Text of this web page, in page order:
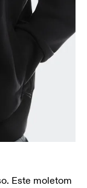
Este moletom